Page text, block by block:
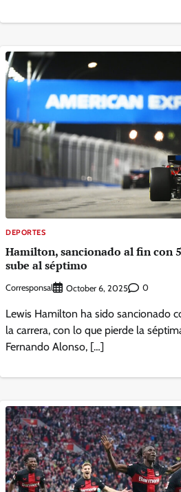
DEPORTES
Hamilton, sancionado al fin con
sube al séptimo
Corresponsal October 6, 2025 0
Lewis Hamilton ha sido sancionado
la carrera, con lo que pierde la
Fernando Alonso, […]